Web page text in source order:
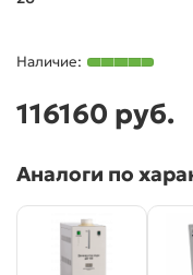
116160 руб.
Аналоги по